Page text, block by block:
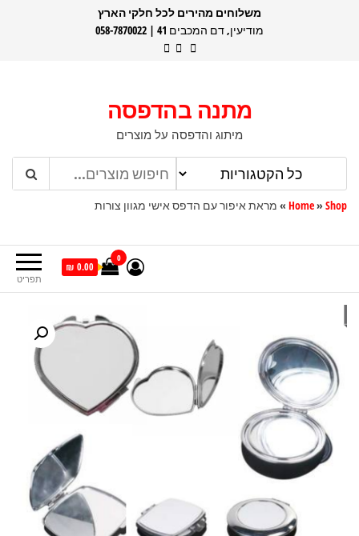
משלוחים מהירים לכל חלקי הארץ
מודיעין, דם המכבים 41 | 058-7870022
מתנה בהדפסה
מיתוג והדפסה על מוצרים
Home» Shop
» מראת איפור עם הדפס אישי מגוון צורות
תפריט
0
0.00 ₪